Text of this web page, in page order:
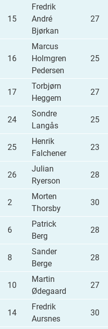
15
Fredrik
André
Bjørkan
27
16
Marcus
Holmgren
Pedersen
25
17
Torbjørn
Heggem
27
24
Sondre
Langås
25
25
Henrik
Falchener
23
26
Julian
Ryerson
28
2
Morten
Thorsby
30
6
Patrick
Berg
28
8
Sander
Berge
28
10
Martin
Ødegaard
27
14
Fredrik
Aursnes
30